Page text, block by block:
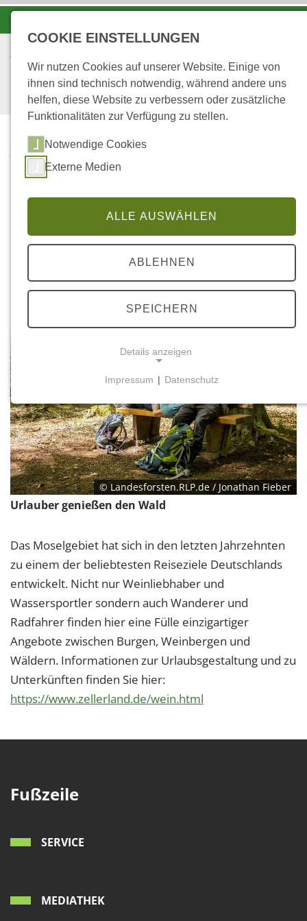
STARTSEITE
...
URLAUB, ERHOLUNG
Urlaub, Erholung und Sport
Ferienregion Zeller Land
© Landesforsten.RLP.de / Jonathan Fieber
Urlauber genießen den Wald
Das Moselgebiet hat sich in den letzten Jahrzehnten
zu einem der beliebtesten Reiseziele Deutschlands
entwickelt. Nicht nur Weinliebhaber und
Wassersportler sondern auch Wanderer und
Radfahrer finden hier eine Fülle einzigartiger
Angebote zwischen Burgen, Weinbergen und
Wäldern. Informationen zur Urlaubsgestaltung und zu
Unterkünften finden Sie hier:
https://www.zellerland.de/wein.html
Fußzeile
SERVICE
MEDIATHEK
COOKIE EINSTELLUNGEN
Wir nutzen Cookies auf unserer Website. Einige von
ihnen sind technisch notwendig, während andere uns
helfen, diese Website zu verbessern oder zusätzliche
Funktionalitäten zur Verfügung zu stellen.
Notwendige Cookies
Externe Medien
ALLE AUSWÄHLEN
ABLEHNEN
SPEICHERN
Details anzeigen
Notwendige Cookies ermöglichen grundlegende
Funktionen und sind für die einwandfreie Funktion
der Website erforderlich.
Einverständnis-Cookie
Name:
Zweck:
Dieser Cookie speichert die ausgewählten
Cookie Laufzeit:
1 Jahr
EXTERNE MEDIEN
Plattformen anzeigen zu können, werden von
Vimeo
Impressum | Datenschutz